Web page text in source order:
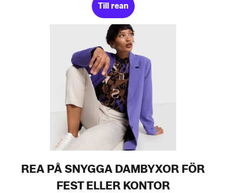
Till rean
REA PÅ SNYGGA DAMBYXOR FÖR
FEST ELLER KONTOR